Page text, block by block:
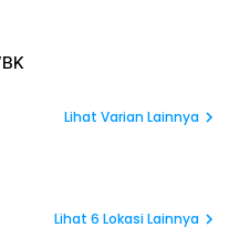
Lihat Varian Lainnya
Lihat 6 Lokasi Lainnya